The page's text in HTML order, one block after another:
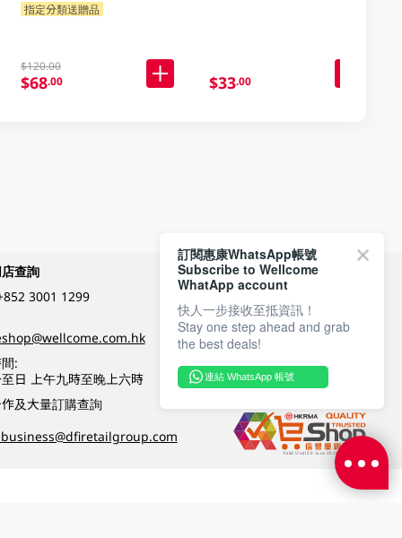
指定分類送贈品
$120.00
$68.00 $33.00
查詢
3001 1299
:
日 上午九時至晚上六時
及大量訂購查詢
付款方式
關注我們
訂閱惠康WhatsApp帳號
Subscribe to Wellcome
WhatApp account
快人一步接收至抵資訊！
Stay one step ahead and grab
the best deals!
連結 WhatsApp 帳號